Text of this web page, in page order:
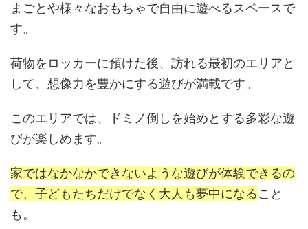
まごとや様々なおもちゃで自由に遊べるスペースで
す。
荷物をロッカーに預けた後、訪れる最初のエリアと
して、想像力を豊かにする遊びが満載です。
このエリアでは、ドミノ倒しを始めとする多彩な遊
びが楽しめます。
家ではなかなかできないような遊びが体験できるの
で、子どもたちだけでなく大人も夢中になること
も。